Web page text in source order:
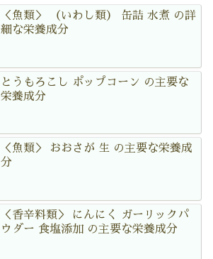
＜魚類＞ （いわし類） 缶詰 水煮 の詳
細な栄養成分
とうもろこし ポップコーン の主要な
栄養成分
＜魚類＞ おおさが 生 の主要な栄養成
分
＜香辛料類＞ にんにく ガーリックパ
ウダー 食塩添加 の主要な栄養成分